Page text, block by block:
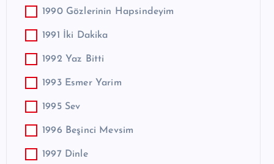
1990 Gözlerinin Hapsindeyim
1991 İki Dakika
1992 Yaz Bitti
1993 Esmer Yarim
1995 Sev
1996 Beşinci Mevsim
1997 Dinle